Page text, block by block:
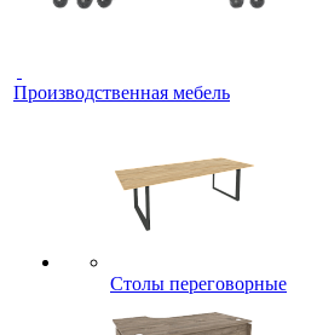
Производственная мебель
Столы переговорные